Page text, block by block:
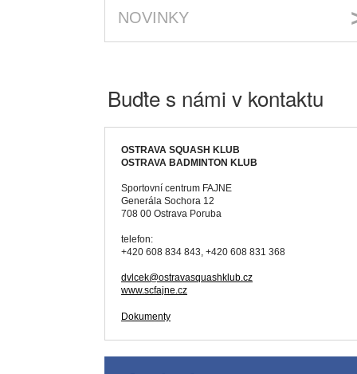
NOVINKY
Buďte s námi v kontaktu
OSTRAVA SQUASH KLUB
OSTRAVA BADMINTON KLUB
Sportovní centrum FAJNE
Generála Sochora 12
708 00 Ostrava Poruba
telefon:
+420 608 834 843, +420 608 831 368
dvlcek@ostravasquashklub.cz
www.scfajne.cz
Dokumenty